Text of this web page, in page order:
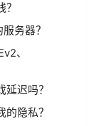
务器？
、
迟吗？
隐私？